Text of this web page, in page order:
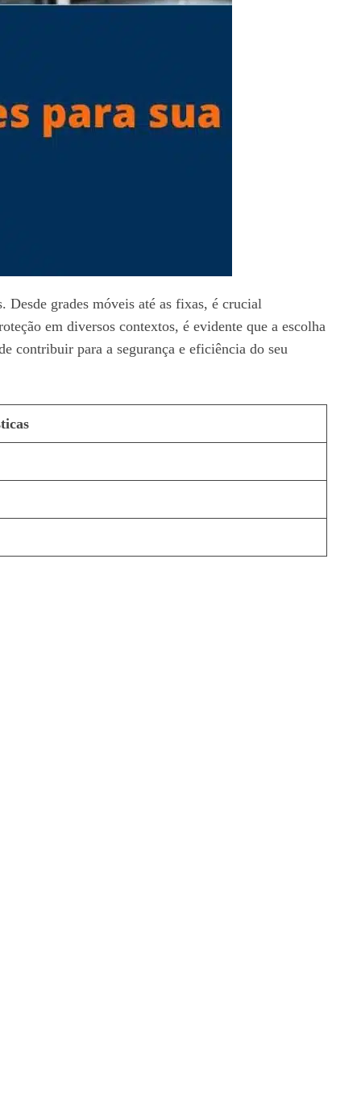
Desde grades móveis até as fixas, é crucial
em diversos contextos, é evidente que a escolha
contribuir para a segurança e eficiência do seu